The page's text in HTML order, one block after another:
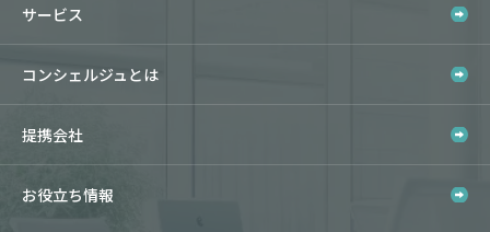
サービス
コンシェルジュとは
提携会社
お役立ち情報